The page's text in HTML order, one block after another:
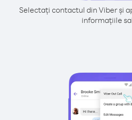
Selectați contactul din Viber și
informațiile